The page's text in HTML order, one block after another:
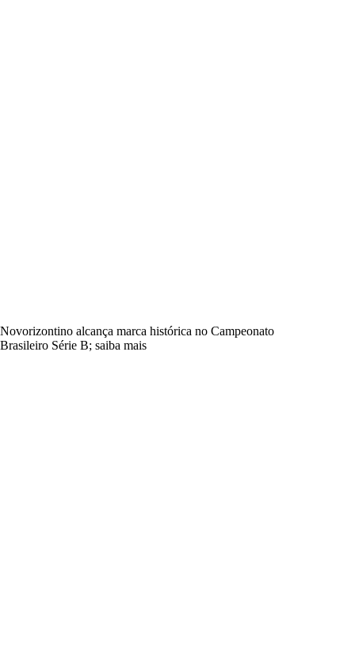
Novorizontino alcança marca histórica no Campeonato
Brasileiro Série B; saiba mais